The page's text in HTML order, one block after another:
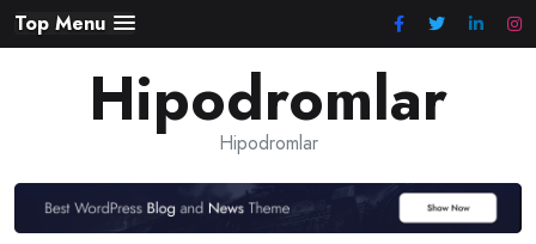
Skip
to
Top Menu
Hipodromlar
Hipodromlar